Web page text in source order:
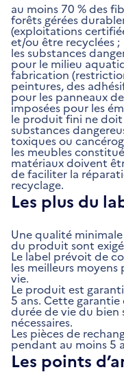
au moins 70 % des
forêts gérées
(exploitations
et/ou être recyclées ;
les substances
pour le milieu
fabrication
peintures, des
pour les panneaux
imposées pour les
le produit fini ne doit
substances
toxiques ou
les meubles
matériaux doivent
de faciliter la
recyclage.
Les plus du
Une qualité
du produit sont
Le label prévoit de
les meilleurs
vie.
Le produit est
5 ans. Cette
durée de vie du bien
nécessaires.
Les pièces de
pendant au moins 5
Les points